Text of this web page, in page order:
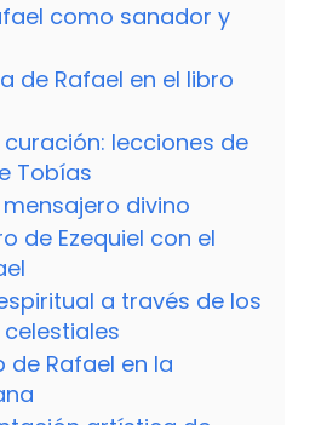
como sanador y
de Rafael en el libro
curación: lecciones de
Tobías
divino
de Ezequiel con el
a través de los
de Rafael en la